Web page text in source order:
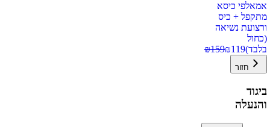
אמאלפי כיסא
מתקפל + כיס
ורצועת נשיאה
(כחול
בלבד)
₪119
₪159
חזור
ביגוד
והנעלה